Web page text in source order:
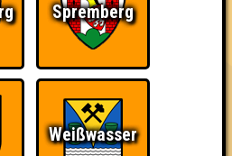
aus 10 Personen bestehen!
erhält einen ewig währenden
auf www.quizlabor.de.
eine besondere "Trophäe
Spremberg
Weißwasser